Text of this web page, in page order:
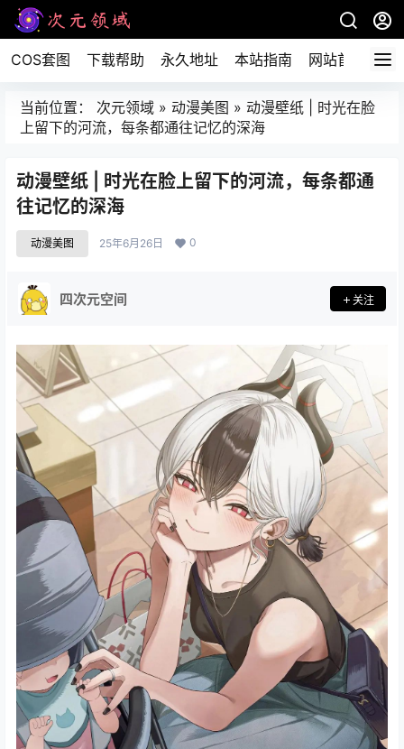
COS套图 下载帮助 永久地址 本站指南 网站首页
当前位置： 次元领域 » 动漫美图 » 动漫壁纸 | 时光在脸
上留下的河流，每条都通往记忆的深海
动漫壁纸 | 时光在脸上留下的河流，每条都通
往记忆的深海
动漫美图 25年6月26日 0
四次元空间 关注